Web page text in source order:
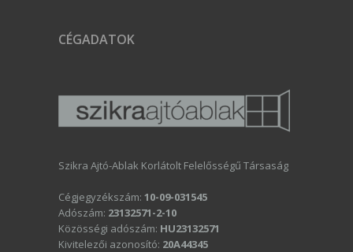
CÉGADATOK
Szikra Ajtó-Ablak Korlátolt Felelősségű Társaság
Cégjegyzékszám: 10-09-031545
Adószám: 23132571-2-10
Közösségi adószám: HU23132571
Kivitelezői azonosító: 20A44345